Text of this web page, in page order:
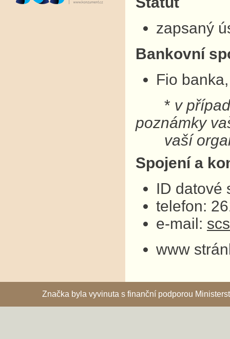
zapsaný
Bankovní
Fio
* v
poznámky
vaší
Spojení a
ID datové
telefon:
e-mail:
www
Značka byla vyvinuta s finanční podporou